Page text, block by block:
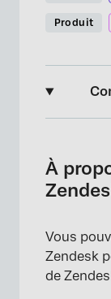
Produit
Mappage
À
Vous
Zendesk
de